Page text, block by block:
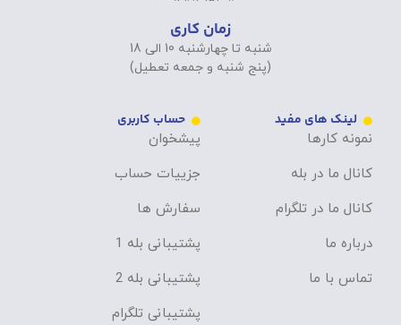
زمان کاری
شنبه تا چهارشنبه 10 الی 18
(پنج شنبه و جمعه تعطیل)
لینک های مفید
نمونه کارها
کانال ما در بله
کانال ما در تلگرام
درباره ما
تماس با ما
حساب کاربری
پیشخوان
جزییات حساب
سفارش ها
پشتیبانی بله 1
پشتیبانی بله 2
پشتیبانی تلگرام